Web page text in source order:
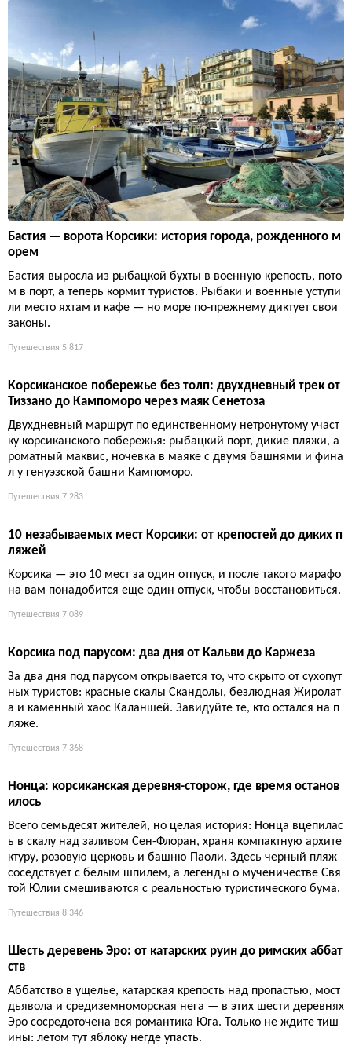
Бастия — ворота Корсики: история города, рожденного м
орем
Бастия выросла из рыбацкой бухты в военную крепость, пото
м в порт, а теперь кормит туристов. Рыбаки и военные уступи
ли место яхтам и кафе — но море по-прежнему диктует свои
законы.
Путешествия 5 817
Тиззано до Кампоморо через маяк Сенетоза
Двухдневный маршрут по единственному нетронутому участ
ку корсиканского побережья: рыбацкий порт, дикие пляжи, а
роматный маквис, ночевка в маяке с двумя башнями и фина
л у генуэзской башни Кампоморо.
ляжей
Корсика — это 10 мест за один отпуск, и после такого марафо
на вам понадобится еще один отпуск, чтобы восстановиться.
Путешествия 7 089
Корсика под парусом: два дня от Кальви до Каржеза
а и каменный хаос Каланшей. Завидуйте те, кто остался на п
ляже.
Путешествия 7 368
Нонца: корсиканская деревня-сторож, где время останов